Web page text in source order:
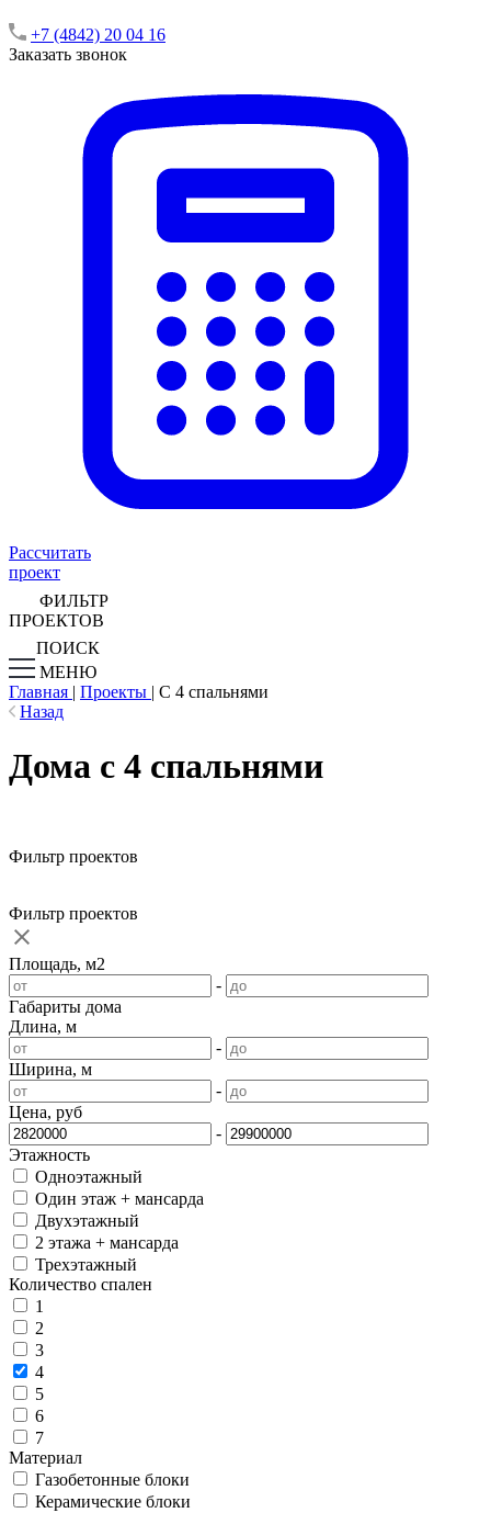
+7 (4842) 20 04 16
Заказать звонок
Рассчитать
проект
ФИЛЬТР
ПРОЕКТОВ
ПОИСК
МЕНЮ
Главная | Проекты | С 4 спальнями
Назад
Дома с 4 спальнями
Фильтр проектов
Фильтр проектов
Площадь, м2
-
Габариты дома
Длина, м
-
Ширина, м
-
Цена, руб
-
Этажность
Одноэтажный
Один этаж + мансарда
Двухэтажный
2 этажа + мансарда
Трехэтажный
Количество спален
1
2
3
4
5
6
7
Материал
Газобетонные блоки
Керамические блоки